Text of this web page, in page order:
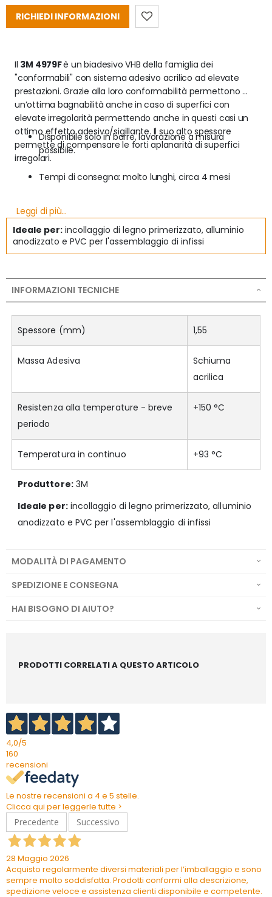
RICHIEDI INFORMAZIONI
Il 3M 4979F è un biadesivo VHB della famiglia dei
"conformabili" con sistema adesivo acrilico ad elevate
prestazioni. Grazie alla loro conformabilità permettono
un’ottima bagnabilità anche in caso di superfici con
elevate irregolarità permettendo anche in questi casi un
ottimo effetto adesivo/sigillante. Il suo alto spessore
permette di compensare le forti aplanarità di superfici
irregolari.
Disponibile solo in barre, lavorazione a misura
possibile.
Tempi di consegna: molto lunghi, circa 4 mesi
Leggi di più...
Ideale per: incollaggio di legno primerizzato, alluminio
anodizzato e PVC per l'assemblaggio di infissi
INFORMAZIONI TECNICHE
Spessore (mm) 1,55
Massa Adesiva
Schiuma
acrilica
Resistenza alla temperature - breve
periodo
+150 °C
Temperatura in continuo +93 °C
Produttore:3M
Ideale per:incollaggio di legno primerizzato, alluminio
anodizzato e PVC per l'assemblaggio di infissi
MODALITÀ DI PAGAMENTO
SPEDIZIONE E CONSEGNA
HAI BISOGNO DI AIUTO?
PRODOTTI CORRELATI A QUESTO ARTICOLO
4,0/5
160
recensioni
Le nostre recensioni a 4 e 5 stelle.
Clicca qui per leggerle tutte >
Precedente
Successivo
28 Maggio 2026
Acquisto regolarmente diversi materiali per l’imballaggio e sono
sempre molto soddisfatta. Prodotti conformi alla descrizione,
spedizione veloce e assistenza clienti disponibile e competente.